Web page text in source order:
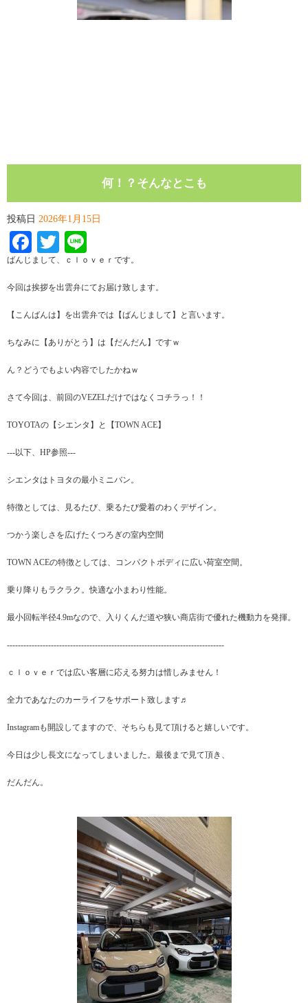
何！？そんなとこも
投稿日 2026年1月15日
Facebook
Twitter
ばんじまして、ｃｌｏｖｅｒです。
今回は挨拶を出雲弁にてお届け致します。
【こんばんは】を出雲弁では【ばんじまして】と言います。
ちなみに【ありがとう】は【だんだん】ですｗ
ん？どうでもよい内容でしたかねｗ
さて今回は、前回のVEZELだけではなくコチラっ！！
TOYOTAの【シエンタ】と【TOWN ACE】
---以下、HP参照---
シエンタはトヨタの最小ミニバン。
特徴としては、見るたび、乗るたび愛着のわくデザイン。
つかう楽しさを広げたくつろぎの室内空間
TOWN ACEの特徴としては、コンパクトボディに広い荷室空間。
乗り降りもラクラク。快適な小まわり性能。
最小回転半径4.9mなので、入りくんだ道や狭い商店街で優れた機動力を発揮。
-------------------------------------------------------------------------------
ｃｌｏｖｅｒでは広い客層に応える努力は惜しみません！
全力であなたのカーライフをサポート致します♬
Instagramも開設してますので、そちらも見て頂けると嬉しいです。
今日は少し長文になってしまいました。最後まで見て頂き、
だんだん。